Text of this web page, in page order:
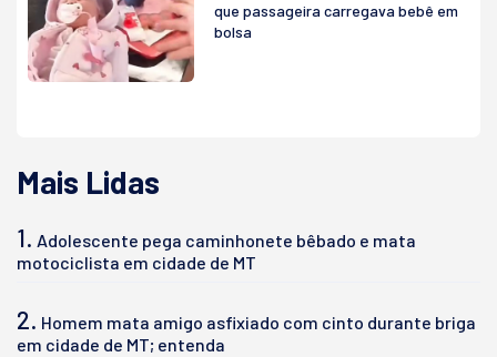
que passageira carregava bebê em
bolsa
Mais Lidas
1. Adolescente pega caminhonete bêbado e mata
motociclista em cidade de MT
2. Homem mata amigo asfixiado com cinto durante briga
em cidade de MT; entenda